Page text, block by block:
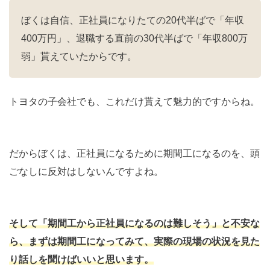
ぼくは自信、正社員になりたての20代半ばで「年収
400万円」、退職する直前の30代半ばで「年収800万
弱」貰えていたからです。
トヨタの子会社でも、これだけ貰えて魅力的ですからね。
だからぼくは、正社員になるために期間工になるのを、頭
ごなしに反対はしないんですよね。
そして「期間工から正社員になるのは難しそう」と不安な
ら、まずは期間工になってみて、実際の現場の状況を見た
り話しを聞けばいいと思います。